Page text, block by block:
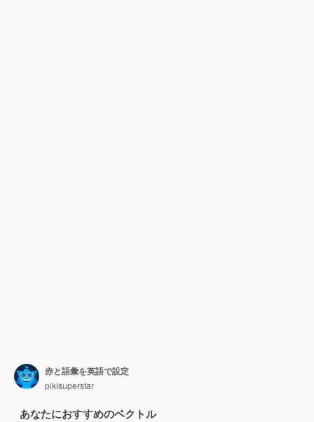
赤と語彙を英語で設定
pikisuperstar
あなたにおすすめのベクトル